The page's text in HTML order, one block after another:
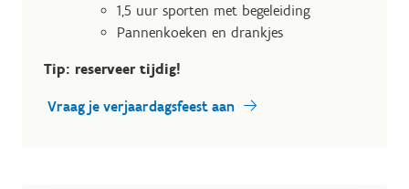
1,5 uur sporten met begeleiding
Pannenkoeken en drankjes
Tip: reserveer tijdig!
Vraag je verjaardagsfeest aan